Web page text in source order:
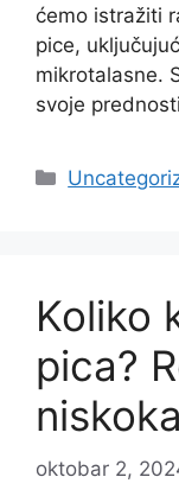
ćemo istražiti
pice,
mikrotalasne.
svoje
Categories
Koliko
pica?
oktobar 2,